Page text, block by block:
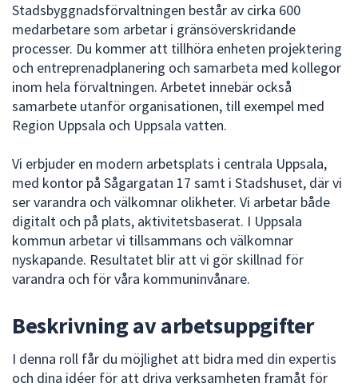
Stadsbyggnadsförvaltningen består av cirka 600
medarbetare som arbetar i gränsöverskridande
processer. Du kommer att tillhöra enheten projektering
och entreprenadplanering och samarbeta med kollegor
inom hela förvaltningen. Arbetet innebär också
samarbete utanför organisationen, till exempel med
Region Uppsala och Uppsala vatten.
Vi erbjuder en modern arbetsplats i centrala Uppsala,
med kontor på Sågargatan 17 samt i Stadshuset, där vi
ser varandra och välkomnar olikheter. Vi arbetar både
digitalt och på plats, aktivitetsbaserat. I Uppsala
kommun arbetar vi tillsammans och välkomnar
nyskapande. Resultatet blir att vi gör skillnad för
varandra och för våra kommuninvånare.
Beskrivning av arbetsuppgifter
I denna roll får du möjlighet att bidra med din expertis
och dina idéer för att driva verksamheten framåt för